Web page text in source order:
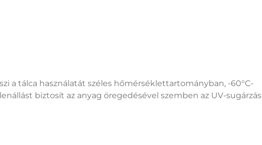
a tálca használatát széles hőmérséklettartományban, -60°C-
biztosít az anyag öregedésével szemben az UV-sugárzás